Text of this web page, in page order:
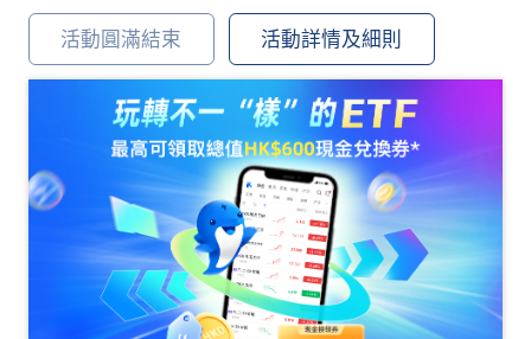
活動圓滿結束 活動詳情及細則